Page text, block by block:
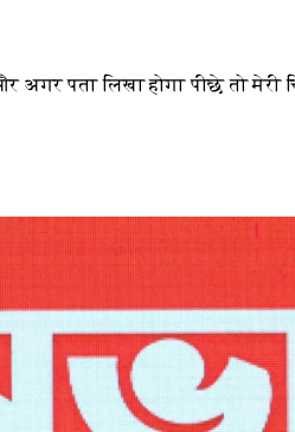
पता लिखा होगा पीछे तो मेरी